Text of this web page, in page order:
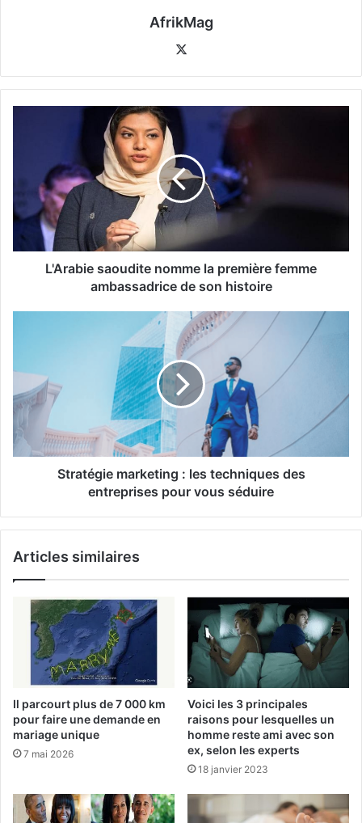
AfrikMag
L'Arabie saoudite nomme la première femme
ambassadrice de son histoire
Stratégie marketing : les techniques des
entreprises pour vous séduire
Articles similaires
Il parcourt plus de 7 000 km
pour faire une demande en
mariage unique
7 mai 2026
Voici les 3 principales
raisons pour lesquelles un
homme reste ami avec son
ex, selon les experts
18 janvier 2023